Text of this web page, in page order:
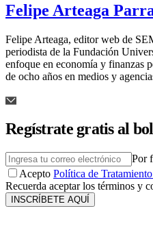
Felipe Arteaga
Felipe Arteaga, editor web de
periodista de la Fundación
enfoque en economía y finanzas
de ocho años en medios y
Regístrate gratis al
Por
Acepto Política de
Recuerda aceptar los términos y
INSCRÍBETE AQUÍ